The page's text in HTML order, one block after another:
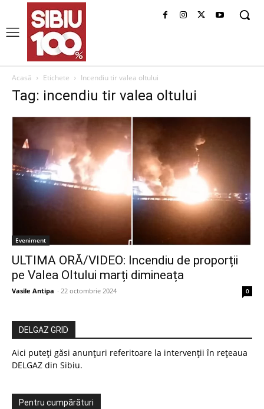
Acasă Etichete Incendiu tir valea oltului
Tag: incendiu tir valea oltului
Eveniment
ULTIMA ORĂ/VIDEO: Incendiu de proporții
pe Valea Oltului marți dimineața
Vasile Antipa - 22 octombrie 2024 0
DELGAZ GRID
Aici puteți găsi anunțuri referitoare la intervenții în rețeaua
DELGAZ din Sibiu.
Pentru cumpărături